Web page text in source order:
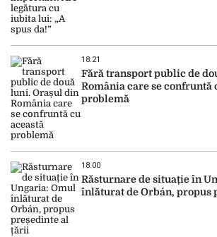
18:21
Fără transport public de
România care se confruntă
problemă
18:00
Răsturnare de situație în
înlăturat de Orbán, propus